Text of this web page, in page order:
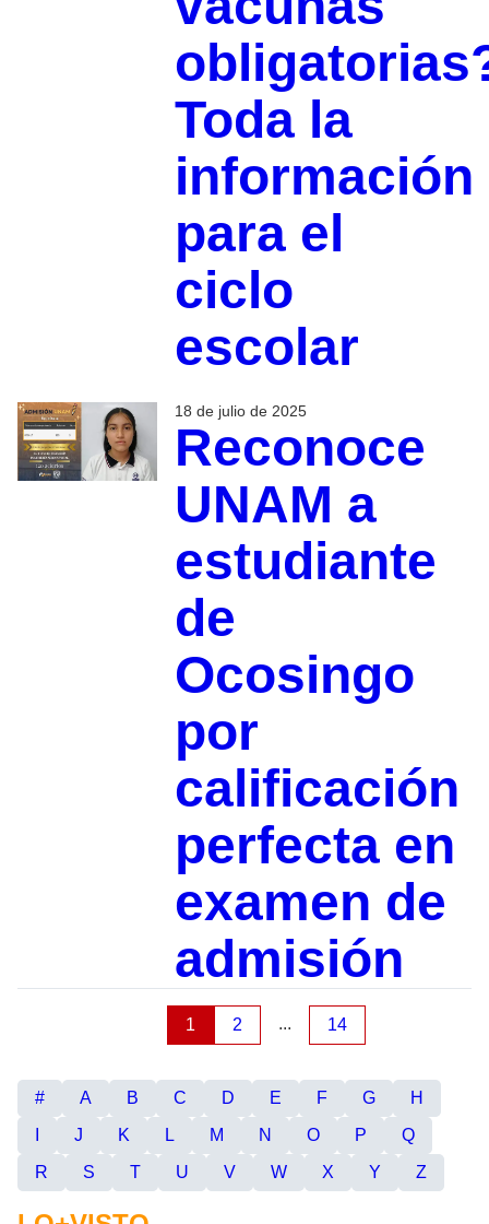
Toda la
información
para el
ciclo
escolar
18 de julio de 2025
Reconoce
UNAM a
estudiante
de
Ocosingo
por
calificación
perfecta en
examen de
admisión
1 2 ... 14
# A B C D E F G
H
J K L M N O P
Q
R
S T U V W X Y Z